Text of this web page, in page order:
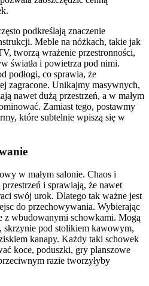
podkreślają znaczenie
Meble na nóżkach, takie jak
tworzą wrażenie przestronności,
światła i powietrza pod nimi.
podłogi, co sprawia, że
zagracone. Unikajmy masywnych,
nawet dużą przestrzeń, a w małym
Zamiast tego, postawmy
które subtelnie wpiszą się w
w małym salonie. Chaos i
i sprawiają, że nawet
swój urok. Dlatego tak ważne jest
do przechowywania. Wybierając
z wbudowanymi schowkami. Mogą
skrzynie pod stolikiem kawowym,
kanapy. Każdy taki schowek
koce, poduszki, gry planszowe
razie tworzyłyby